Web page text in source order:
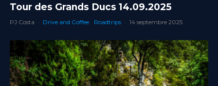
Tour des Grands Ducs 14.09.2025
PJ Costa · Drive and Coffee Roadtrips · 14 septembre 2025